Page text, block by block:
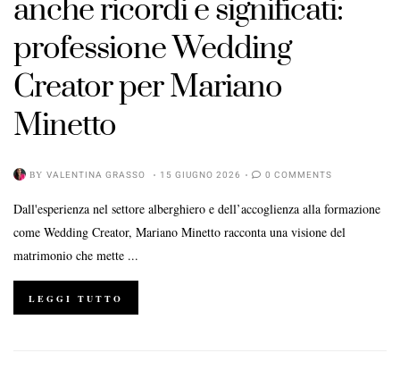
anche ricordi e significati:
professione Wedding
Creator per Mariano
Minetto
BY VALENTINA GRASSO 15 GIUGNO 2026 0 COMMENTS
Dall'esperienza nel settore alberghiero e dell’accoglienza alla formazione
come Wedding Creator, Mariano Minetto racconta una visione del
matrimonio che mette ...
LEGGI TUTTO